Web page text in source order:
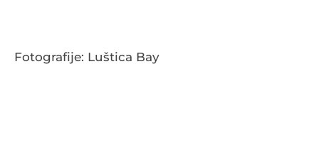
Fotografije: Luštica Bay